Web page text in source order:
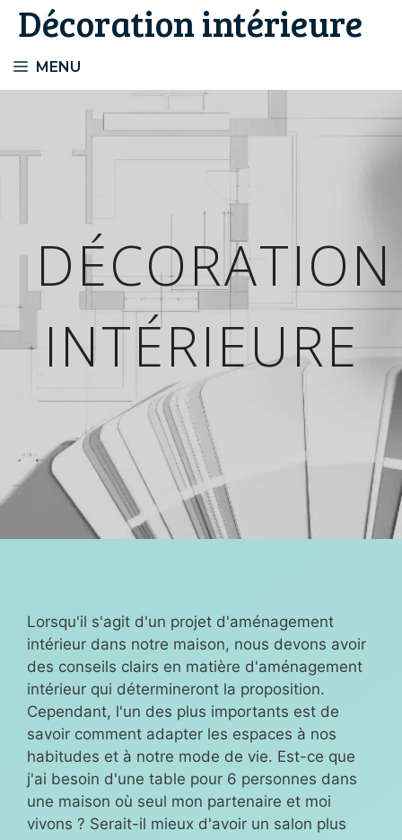
AllerDécoration intérieure
MENU
DÉCORATION
INTÉRIEURE
Lorsqu'il s'agit d'un projet d'aménagement
intérieur dans notre maison, nous devons avoir
des conseils clairs en matière d'aménagement
intérieur qui détermineront la proposition.
Cependant, l'un des plus importants est de
savoir comment adapter les espaces à nos
habitudes et à notre mode de vie. Est-ce que
j'ai besoin d'une table pour 6 personnes dans
une maison où seul mon partenaire et moi
vivons ? Serait-il mieux d'avoir un salon plus